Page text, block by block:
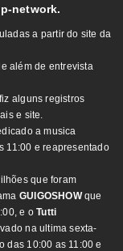
network.
a partir do site da
além de entrevista
alguns registros
e site.
a musica
11:00 e reapresentado
que foram
GUIGOSHOWque
e oTutti
na ultima sexta-
das 10:00 as 11:00 e